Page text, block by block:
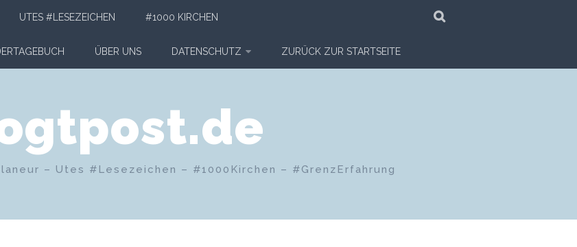
UTES #LESEZEICHEN #1000 KIRCHEN
ÜBER UNS DATENSCHUTZ ZURÜCK ZUR STARTSEITE
– Utes #Lesezeichen – #1000Kirchen – #GrenzErfahrung